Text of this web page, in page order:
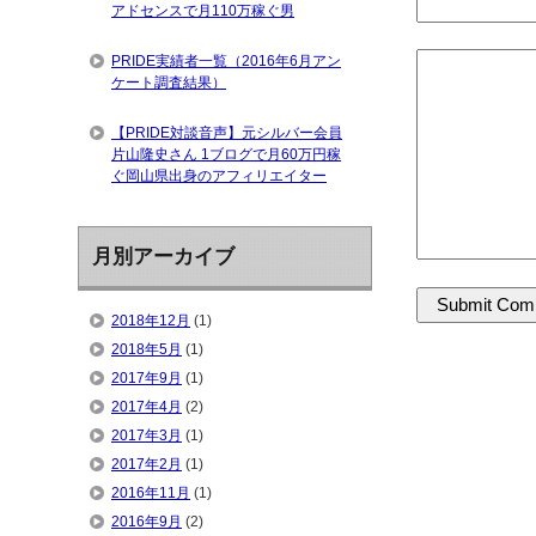
アドセンスで月110万稼ぐ男
PRIDE実績者一覧（2016年6月アン
ケート調査結果）
【PRIDE対談音声】元シルバー会員
片山隆史さん 1ブログで月60万円稼
ぐ岡山県出身のアフィリエイター
月別アーカイブ
2018年12月 (1)
2018年5月 (1)
2017年9月 (1)
2017年4月 (2)
2017年3月 (1)
2017年2月 (1)
2016年11月 (1)
2016年9月 (2)